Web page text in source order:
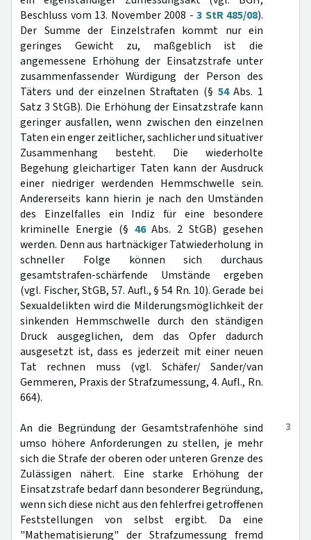
Beschluss vom 13. November 2008 - 3 StR 485/08).
Der Summe der Einzelstrafen kommt nur ein
geringes Gewicht zu, maßgeblich ist die
angemessene Erhöhung der Einsatzstrafe unter
zusammenfassender Würdigung der Person des
Täters und der einzelnen Straftaten (§ 54Abs. 1
Satz 3 StGB). Die Erhöhung der Einsatzstrafe kann
geringer ausfallen, wenn zwischen den einzelnen
Taten ein enger zeitlicher, sachlicher und situativer
Zusammenhang besteht. Die wiederholte
Begehung gleichartiger Taten kann der Ausdruck
einer niedriger werdenden Hemmschwelle sein.
Andererseits kann hierin je nach den Umständen
des Einzelfalles ein Indiz für eine besondere
kriminelle Energie (§ 46Abs. 2 StGB) gesehen
werden. Denn aus hartnäckiger Tatwiederholung in
schneller Folge können sich durchaus
gesamtstrafen-schärfende Umstände ergeben
(vgl. Fischer, StGB, 57. Aufl., § 54 Rn. 10). Gerade bei
Sexualdelikten wird die Milderungsmöglichkeit der
sinkenden Hemmschwelle durch den ständigen
Druck ausgeglichen, dem das Opfer dadurch
ausgesetzt ist, dass es jederzeit mit einer neuen
Tat rechnen muss (vgl. Schäfer/ Sander/van
Gemmeren, Praxis der Strafzumessung, 4. Aufl., Rn.
664).
3
An die Begründung der Gesamtstrafenhöhe sind
umso höhere Anforderungen zu stellen, je mehr
sich die Strafe der oberen oder unteren Grenze des
Zulässigen nähert. Eine starke Erhöhung der
Einsatzstrafe bedarf dann besonderer Begründung,
wenn sich diese nicht aus den fehlerfrei getroffenen
Feststellungen von selbst ergibt. Da eine
"Mathematisierung" der Strafzumessung fremd